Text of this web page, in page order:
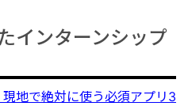
インターンシップ
地で絶対に使う必須アプリ3